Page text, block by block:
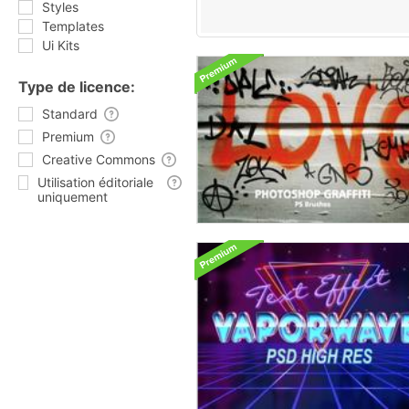
Styles
Templates
Ui Kits
Type de licence:
Standard
Premium
Creative Commons
Utilisation éditoriale
uniquement